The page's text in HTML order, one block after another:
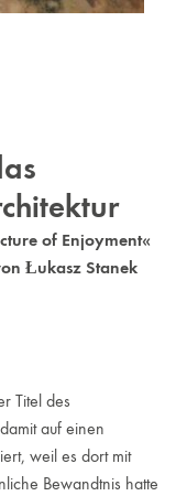
of Enjoyment«
Łukasz Stanek
Titel des
auf einen
weil es dort mit
Bewandtnis hatte